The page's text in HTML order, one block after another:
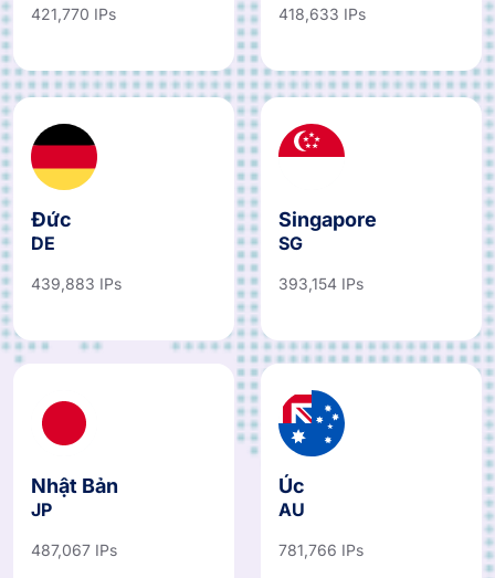
421,770 IPs 418,633 IPs
Đức
DE
439,883 IPs
Singapore
SG
393,154 IPs
Nhật Bản
JP
487,067 IPs
Úc
AU
781,766 IPs